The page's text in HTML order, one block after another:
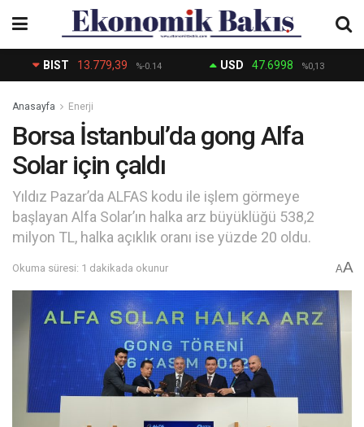
BIST 13.779,39 %-0.14 USD 47.6998 %0,13
Anasayfa Enerji
Borsa İstanbul’da gong Alfa
Solar için çaldı
Yıldız Pazar’da ALFAS kodu ile işlem görmeye
başlayan Alfa Solar’ın halka arz büyüklüğü 538,2
milyon TL, halka açıklık oranı ise yüzde 20 oldu.
Okuma süresi: 1 dakikada okunur AA